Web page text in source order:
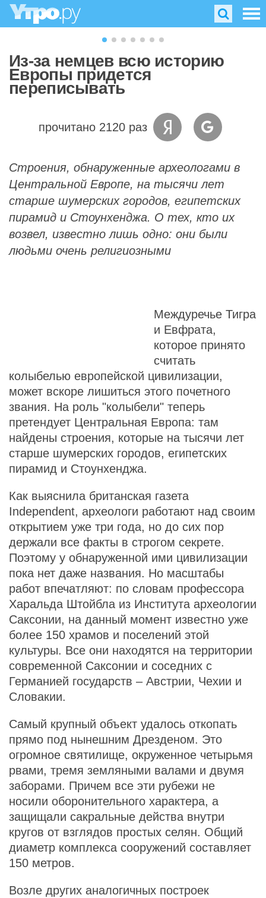
Из-за немцев всю историю
Европы придется
переписывать
прочитано 2120 раз
Строения, обнаруженные археологами в
Центральной Европе, на тысячи лет
старше шумерских городов, египетских
пирамид и Стоунхенджа. О тех, кто их
возвел, известно лишь одно: они были
людьми очень религиозными
Междуречье Тигра
и Евфрата,
которое принято
считать
колыбелью европейской цивилизации,
может вскоре лишиться этого почетного
звания. На роль "колыбели" теперь
претендует Центральная Европа: там
найдены строения, которые на тысячи лет
старше шумерских городов, египетских
пирамид и Стоунхенджа.
Как выяснила британская газета
Independent, археологи работают над своим
открытием уже три года, но до сих пор
держали все факты в строгом секрете.
Поэтому у обнаруженной ими цивилизации
пока нет даже названия. Но масштабы
работ впечатляют: по словам профессора
Харальда Штойбла из Института археологии
Саксонии, на данный момент известно уже
более 150 храмов и поселений этой
культуры. Все они находятся на территории
современной Саксонии и соседних с
Германией государств – Австрии, Чехии и
Словакии.
Самый крупный объект удалось откопать
прямо под нынешним Дрезденом. Это
огромное святилище, окруженное четырьмя
рвами, тремя земляными валами и двумя
заборами. Причем все эти рубежи не
носили оборонительного характера, а
защищали сакральные действа внутри
кругов от взглядов простых селян. Общий
диаметр комплекса сооружений составляет
150 метров.
Возле других аналогичных построек